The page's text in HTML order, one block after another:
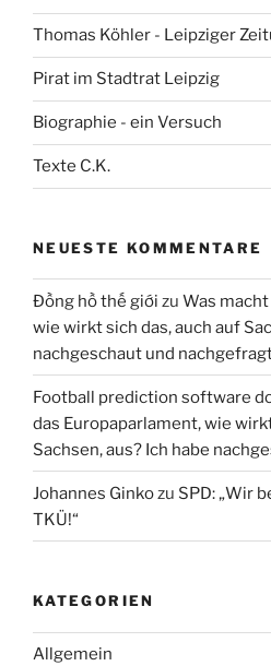
Thomas Köhler - Leipziger
Pirat im Stadtrat Leipzig
Biographie - ein Versuch
Texte C.K.
NEUESTE KOMMENTARE
Đồng hồ thế giới zu Was
wie wirkt sich das, auch auf
nachgeschaut und
Football prediction software
das Europaparlament, wie
Sachsen, aus? Ich habe
Johannes Ginkozu SPD: „Wir
TKÜ!“
KATEGORIEN
Allgemein